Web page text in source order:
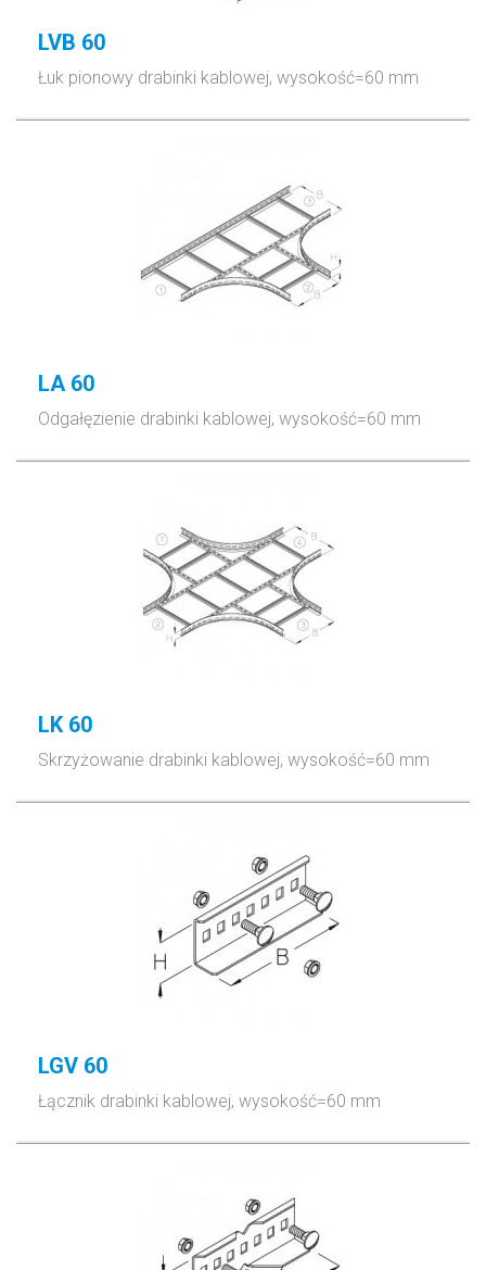
LVB 60
Łuk pionowy drabinki kablowej, wysokość=60 mm
LA 60
Odgałęzienie drabinki kablowej, wysokość=60 mm
LK 60
Skrzyżowanie drabinki kablowej, wysokość=60 mm
LGV 60
Łącznik drabinki kablowej, wysokość=60 mm